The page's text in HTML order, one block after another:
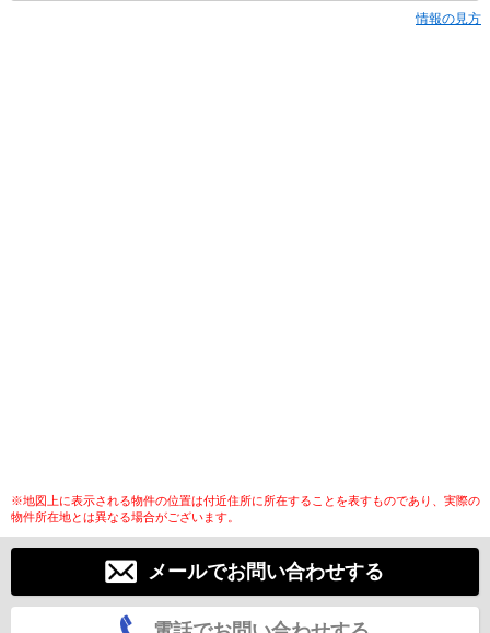
情報の見方
※地図上に表示される物件の位置は付近住所に所在することを表すものであり、実際の
物件所在地とは異なる場合がございます。
メールでお問い合わせする